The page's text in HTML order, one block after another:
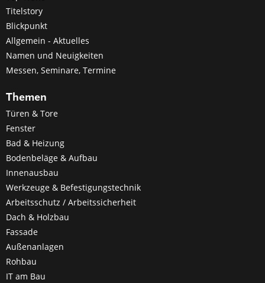
Titelstory
Blickpunkt
Allgemein - Aktuelles
Namen und Neuigkeiten
Messen, Seminare, Termine
Themen
Türen & Tore
Fenster
Bad & Heizung
Bodenbeläge & Aufbau
Innenausbau
Werkzeuge & Befestigungstechnik
Arbeitsschutz / Arbeitssicherheit
Dach & Holzbau
Fassade
Außenanlagen
Rohbau
IT am Bau